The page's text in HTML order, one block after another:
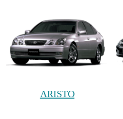
ARISTO